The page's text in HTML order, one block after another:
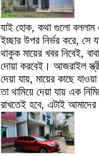
যাই হোক, কথা গুলো বললাম
ইচ্ছার উপর নির্ভর করে, সে
থাকুক মায়ের খবর নিবেই,
দোয়া করবেই। আজরাইল
দেয়া যায়, মায়ের কাছে
তা থামিয়ে দেয়া যায় এক
রাখতেই হবে, এটাই আমাদের